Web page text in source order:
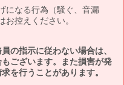
になる行為（騒ぐ、音漏
お控えください。
の指示に従わない場合は、
ございます。また損害が発
を行うことがあります。